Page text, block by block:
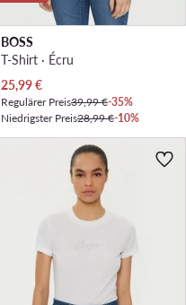
BOSS
T-Shirt · Écru
Aktueller Preis
25,99€
Regulärer Preis39,99 €-35%
Niedrigster Preis28,99 €-10%